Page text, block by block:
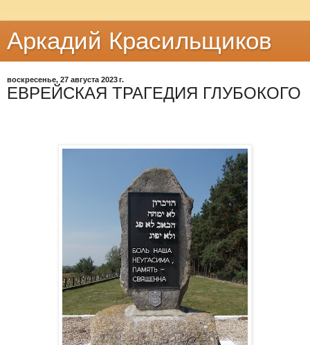
Аркадий Красильщиков
воскресенье, 27 августа 2023 г.
ЕВРЕЙСКАЯ ТРАГЕДИЯ ГЛУБОКОГО